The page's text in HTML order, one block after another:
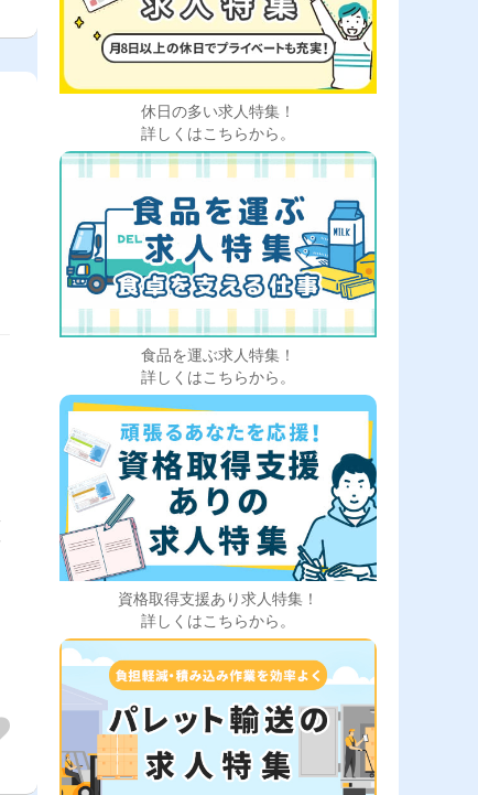
休日の多い求人特集！
詳しくはこちらから。
食品を運ぶ求人特集！
詳しくはこちらから。
資格取得支援あり求人特集！
詳しくはこちらから。